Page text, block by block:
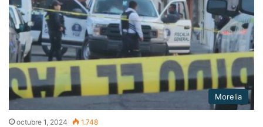
Morelia
octubre 1, 2024 1.748